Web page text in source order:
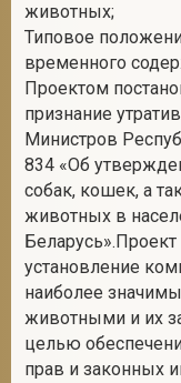
животных;
Типовое
временного
Проектом
признание
Министров
834 «Об
собак, кошек, а
животных в
установление
наиболее
животными и их
целью
прав и законных